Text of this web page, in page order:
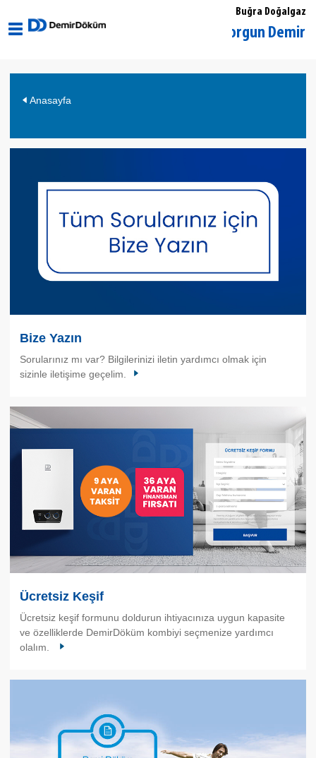
Buğra Doğalgaz
Yozgat Sorgun
Anasayfa
Bize Yazın
Sorularınız mı var? Bilgilerinizi iletin yardımcı olmak için
sizinle iletişime geçelim.
Ücretsiz Keşif
Ücretsiz keşif formunu doldurun ihtiyacınıza uygun kapasite
ve özelliklerde DemirDöküm kombiyi seçmenize yardımcı
olalım.